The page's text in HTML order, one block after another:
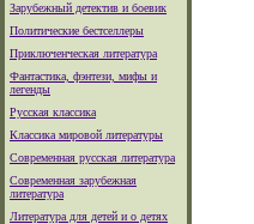
Зарубежный детектив и боевик
Политические бестселлеры
Приключенческая литература
Фантастика, фэнтези, мифы и
легенды
Русская классика
Классика мировой литературы
Современная русская литература
Современная зарубежная
литература
Литература для детей и о детях